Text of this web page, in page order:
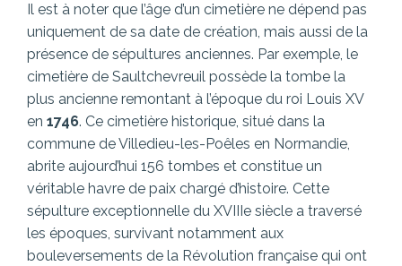
Il est à noter que l’âge d’un cimetière ne dépend pas
uniquement de sa date de création, mais aussi de la
présence de sépultures anciennes. Par exemple, le
cimetière de Saultchevreuil possède la tombe la
plus ancienne remontant à l’époque du roi Louis XV
en 1746. Ce cimetière historique, situé dans la
commune de Villedieu-les-Poêles en Normandie,
abrite aujourd’hui 156 tombes et constitue un
véritable havre de paix chargé d’histoire. Cette
sépulture exceptionnelle du XVIIIe siècle a traversé
les époques, survivant notamment aux
bouleversements de la Révolution française qui ont